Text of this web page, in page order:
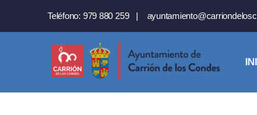
Teléfono: 979 880 259 |